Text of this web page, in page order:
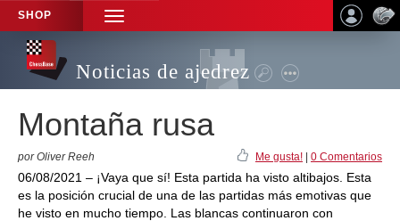
SHOP
TOGGLE
NAVIGATION
Noticias de ajedrez
Montaña rusa
por Oliver Reeh Me gusta! 0 Comentarios
06/08/2021 – ¡Vaya que sí! Esta partida ha visto altibajos. Esta
es la posición crucial de una de las partidas más emotivas que
he visto en mucho tiempo. Las blancas continuaron con